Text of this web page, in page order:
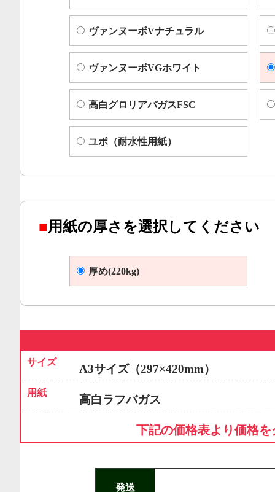
ヴァンヌーボVナチュラル
ヴァンヌーボVGホワイト
高白グロリアバガスFSC
ユポ（耐水性用紙）
■用紙の厚さを選択してください
厚め(220kg)
サイズ
A3サイズ（297×420mm）
用紙
高白ラフバガス
下記の価格表より価格
発送